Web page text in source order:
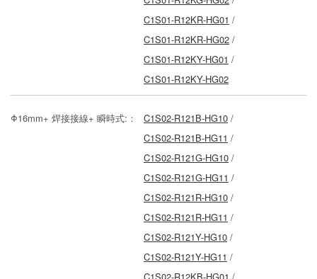
C1S01-R12KR-HG01 /
C1S01-R12KR-HG02 /
C1S01-R12KY-HG01 /
C1S01-R12KY-HG02
Φ16mm+ 焊接接線+ 瞬時式:： C1S02-R121B-HG10 /
C1S02-R121B-HG11 /
C1S02-R121G-HG10 /
C1S02-R121G-HG11 /
C1S02-R121R-HG10 /
C1S02-R121R-HG11 /
C1S02-R121Y-HG10 /
C1S02-R121Y-HG11 /